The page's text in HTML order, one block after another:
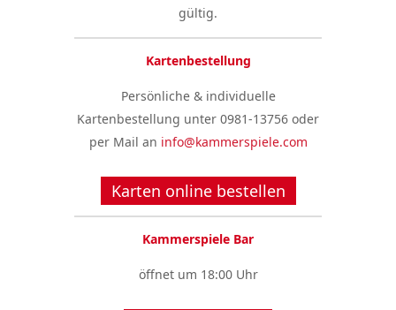
gültig.
Kartenbestellung
Persönliche & individuelle
Kartenbestellung unter 0981-13756 oder
per Mail an info@kammerspiele.com
Karten online bestellen
Kammerspiele Bar
öffnet um 18:00 Uhr